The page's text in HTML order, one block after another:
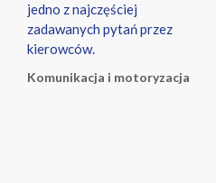
jedno z najczęściej
zadawanych pytań przez
kierowców.
Komunikacja i motoryzacja